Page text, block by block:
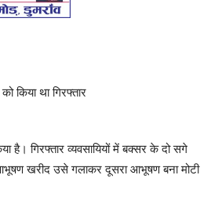
था गिरफ्तार
है। गिरफ्तार व्यवसायियों में बक्सर के दो सगे
आभूषण खरीद उसे गलाकर दूसरा आभूषण बना मोटी